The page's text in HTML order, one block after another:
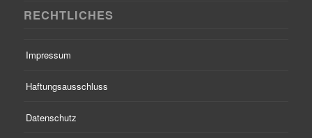
RECHTLICHES
Impressum
Haftungsausschluss
Datenschutz